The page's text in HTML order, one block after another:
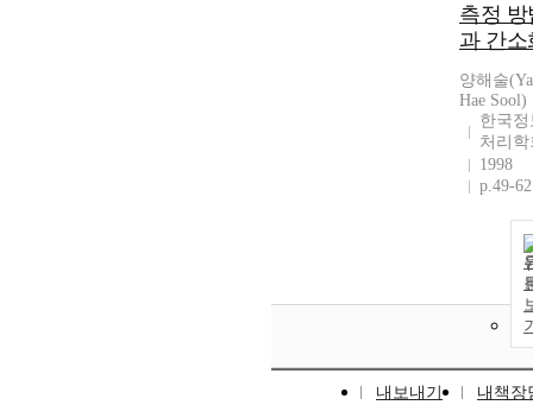
측정 방
과 간소
양해술
Hae Sool)
한국정
처리학
1998
p.49-62
내보내기
내책장